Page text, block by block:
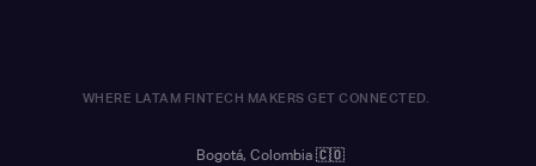
WHERE LATAM FINTECH MAKERS GET CONNECTED.
Bogotá, Colombia 🇨🇴